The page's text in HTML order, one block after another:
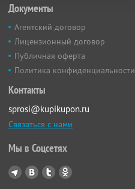
Документы
Агентский договор
Лицензионный договор
Публичная оферта
Политика конфиденциальности
Контакты
sprosi@kupikupon.ru
Связаться с нами
Мы в Соцсетях